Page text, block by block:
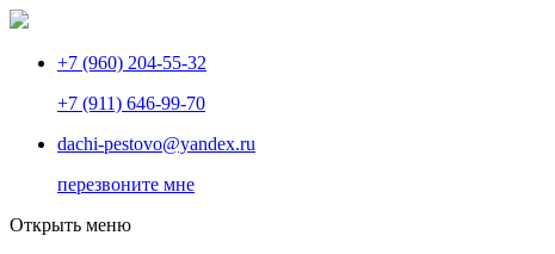
+7 (960) 204-55-32
+7 (911) 646-99-70
dachi-pestovo@yandex.ru
перезвоните мне
Открыть меню